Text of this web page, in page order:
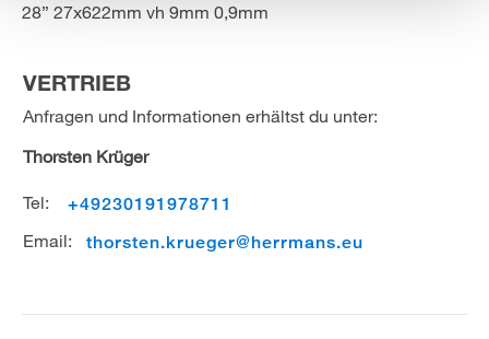
28” 27x622mm vh 9mm 0,9mm
VERTRIEB
Anfragen und Informationen erhältst du unter:
Thorsten Krüger
Tel:
+49230191978711
Email:
thorsten.krueger@herrmans.eu